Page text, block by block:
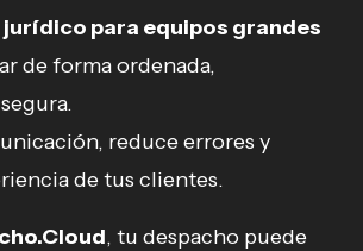
jurídico para equipos grandes
de forma ordenada,
reduce errores y
de tus clientes.
, tu despacho puede